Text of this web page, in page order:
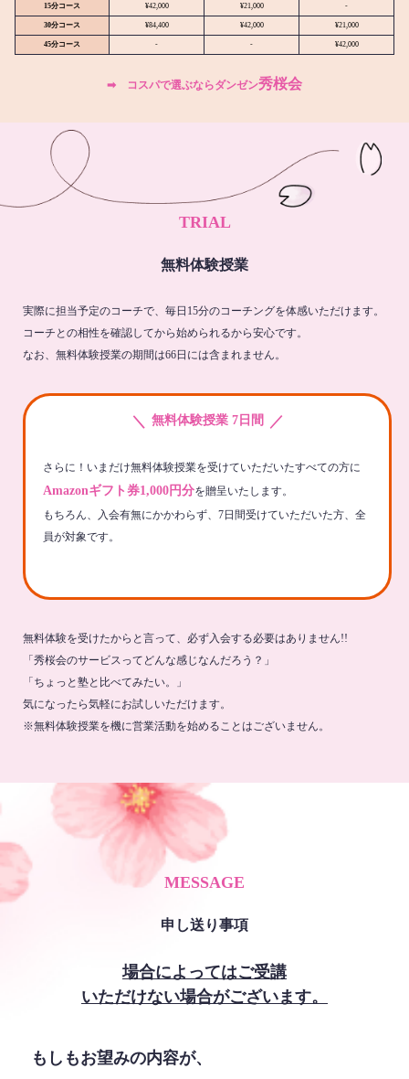
15分コース ¥42,000 ¥21,000 -
30分コース ¥84,400 ¥42,000 ¥21,000
45分コース - - ¥42,000
➡︎ コスパで選ぶならダンゼン秀桜会
TRIAL
無料体験授業
実際に担当予定のコーチで、毎日15分のコーチングを体感いただけます。
コーチとの相性を確認してから始められるから安心です。
なお、無料体験授業の期間は66日には含まれません。
＼ 無料体験授業 7日間 ／
さらに！いまだけ無料体験授業を受けていただいたすべての方に
Amazonギフト券1,000円分を贈呈いたします。
もちろん、入会有無にかかわらず、7日間受けていただいた方、全
員が対象です。
無料体験を受けたからと言って、必ず入会する必要はありません!!
「秀桜会のサービスってどんな感じなんだろう？」
「ちょっと塾と比べてみたい。」
気になったら気軽にお試しいただけます。
※無料体験授業を機に営業活動を始めることはございません。
MESSAGE
申し送り事項
場合によってはご受講
いただけない場合がございます。
もしもお望みの内容が、